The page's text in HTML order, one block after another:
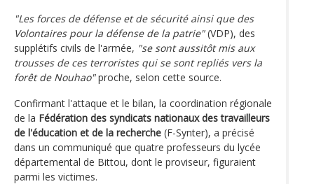
"Les forces de défense et de sécurité ainsi que des
Volontaires pour la défense de la patrie"(VDP), des
supplétifs civils de l'armée, "se sont aussitôt mis aux
trousses de ces terroristes qui se sont repliés vers la
forêt de Nouhao"proche, selon cette source.
Confirmant l'attaque et le bilan, la coordination régionale
de la Fédération des syndicats nationaux des travailleurs
de l'éducation et de la recherche (F-Synter), a précisé
dans un communiqué que quatre professeurs du lycée
départemental de Bittou, dont le proviseur, figuraient
parmi les victimes.